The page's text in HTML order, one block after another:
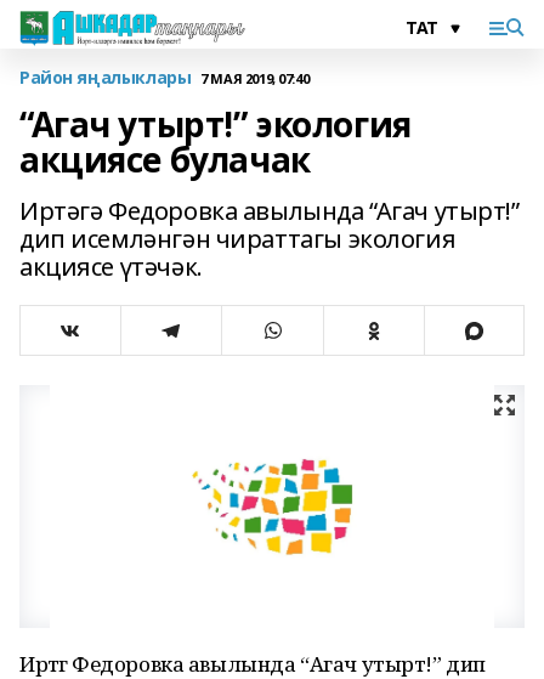
Район яңалыклары 7 МАЯ 2019, 07:40
“Агач утырт!” экология
акциясе булачак
Иртәгә Федоровка авылында “Агач утырт!”
дип исемләнгән чираттагы экология
акциясе үтәчәк.
Иртәгә Федоровка авылында “Агач утырт!” дип